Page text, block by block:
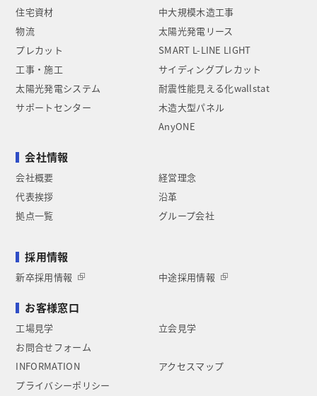
住宅資材
物流
プレカット
工事・施工
太陽光発電システム
サポートセンター
中大規模木造工事
太陽光発電リース
SMART L-LINE LIGHT
サイディングプレカット
耐震性能見える化wallstat
木造大型パネル
AnyONE
会社情報
会社概要
経営理念
代表挨拶
沿革
拠点一覧
グループ会社
採用情報
新卒採用情報 中途採用情報
お客様窓口
工場見学
立会見学
お問合せフォーム
INFORMATION
アクセスマップ
プライバシーポリシー